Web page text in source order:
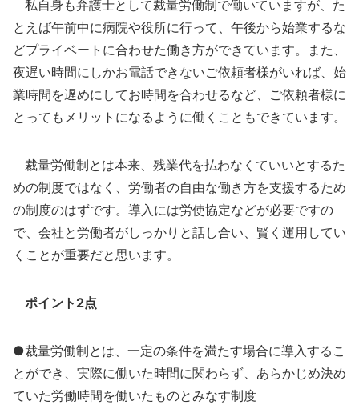
私自身も弁護士として裁量労働制で働いていますが、た
とえば午前中に病院や役所に行って、午後から始業するな
どプライベートに合わせた働き方ができています。また、
夜遅い時間にしかお電話できないご依頼者様がいれば、始
業時間を遅めにしてお時間を合わせるなど、ご依頼者様に
とってもメリットになるように働くこともできています。
裁量労働制とは本来、残業代を払わなくていいとするた
めの制度ではなく、労働者の自由な働き方を支援するため
の制度のはずです。導入には労使協定などが必要ですの
で、会社と労働者がしっかりと話し合い、賢く運用してい
くことが重要だと思います。
ポイント2点
●裁量労働制とは、一定の条件を満たす場合に導入するこ
とができ、実際に働いた時間に関わらず、あらかじめ決め
ていた労働時間を働いたものとみなす制度